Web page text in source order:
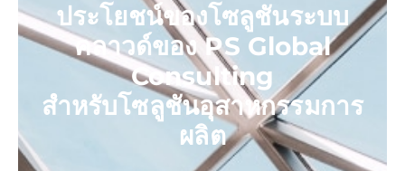
ประโยชน์ของโซลูชันระบบ
คลาวด์ของ PS Global
Consulting
สำหรับโซลูชันอุสาหกรรมการ
ผลิต